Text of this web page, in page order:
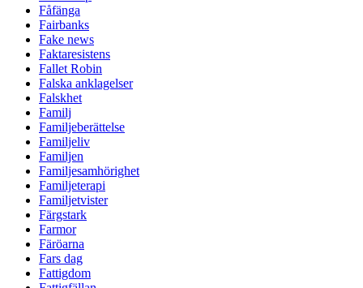
Fåfänga
Fairbanks
Fake news
Faktaresistens
Fallet Robin
Falska anklagelser
Falskhet
Familj
Familjeberättelse
Familjeliv
Familjen
Familjesamhörighet
Familjeterapi
Familjetvister
Färgstark
Farmor
Färöarna
Fars dag
Fattigdom